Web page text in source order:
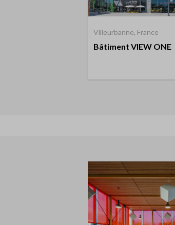
Villeurbanne, France
Bâtiment VIEW ONE